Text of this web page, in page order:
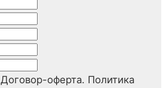
Договор-оферта. Политика